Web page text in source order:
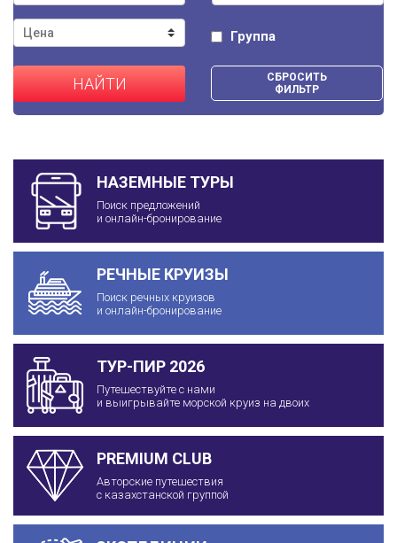
Группа
НАЙТИ
СБРОСИТЬ
ФИЛЬТР
НАЗЕМНЫЕ ТУРЫ
Поиск предложений
и онлайн-бронирование
РЕЧНЫЕ КРУИЗЫ
Поиск речных круизов
и онлайн-бронирование
ТУР-ПИР 2026
Путешествуйте с нами
и выигрывайте морской круиз на двоих
PREMIUM CLUB
Авторские путешествия
с казахстанской группой